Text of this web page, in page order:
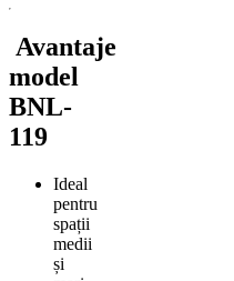
Avantaje
model
BNL-
119
Ideal
pentru
spații
medii
și